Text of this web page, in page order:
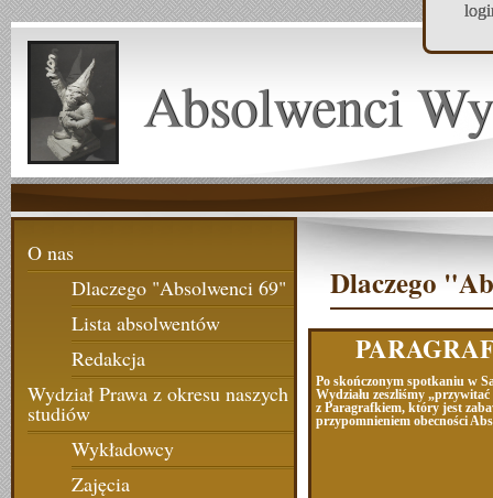
Absolwenci
O nas
Dlaczego "Absolwenci 69"
Lista absolwentów
Redakcja
Wydział Prawa z okresu naszych
studiów
Wykładowcy
Zajęcia
Dlaczego
Po skończonym spotkaniu w
Wydziału zeszliśmy „przywitać
z Paragrafkiem, który jest
przypomnieniem obecności